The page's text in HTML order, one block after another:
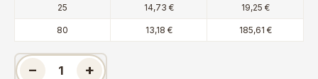
25 14,73 € 19,25 €
80 13,18 € 185,61 €
− +